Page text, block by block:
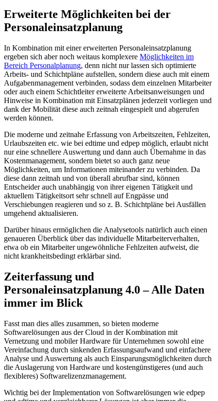
Erweiterte Möglichkeiten bei der
Personaleinsatzplanung
In Kombination mit einer erweiterten Personaleinsatzplanung
ergeben sich aber noch weitaus komplexere Möglichkeiten im
Bereich Personalplanung, denn nicht nur lassen sich optimierte
Arbeits- und Schichtpläne aufstellen, sondern diese auch mit einem
Aufgabenmanagement verbinden, sodass dem einzelnen Mitarbeiter
oder auch einem Schichtleiter erweiterte Arbeitsanweisungen und
Hinweise in Kombination mit Einsatzplänen jederzeit vorliegen und
dank der Mobilität diese auch zeitnah eingespielt und abgerufen
werden können.
Die moderne und zeitnahe Erfassung von Arbeitszeiten, Fehlzeiten,
Urlaubszeiten etc. wie bei edtime und edpep möglich, erlaubt nicht
nur eine schnellere Auswertung und dann auch Übernahme in das
Kostenmanagement, sondern bietet so auch ganz neue
Möglichkeiten, um Informationen miteinander zu verbinden. Da
diese dann zeitnah und von überall abrufbar sind, können
Entscheider auch unabhängig von ihrer eigenen Tätigkeit und
aktuellem Tätigkeitsort sehr schnell auf Engpässe und
Verschiebungen reagieren und so z. B. Schichtpläne bei Ausfällen
umgehend aktualisieren.
Darüber hinaus ermöglichen die Analysetools natürlich auch einen
genaueren Überblick über das individuelle Mitarbeiterverhalten,
etwa ob ein Mitarbeiter ungewöhnliche Fehlzeiten aufweist, die
nicht krankheitsbedingt erklärbar sind.
Zeiterfassung und
Personaleinsatzplanung 4.0 – Alle Daten
immer im Blick
Fasst man dies alles zusammen, so bieten moderne
Softwarelösungen aus der Cloud in der Kombination mit
Vernetzung und mobiler Hardware für Unternehmen sowohl eine
Vereinfachung durch sinkenden Erfassungsaufwand und einfachere
Analyse und Auswertung als auch Einsparungsmöglichkeiten durch
die Auslagerung von Hardware und kostengünstigeres (und auch
flexibleres) Softwarelizenzmanagement.
Wichtig bei der Implementation von Softwarelösungen wie edpep